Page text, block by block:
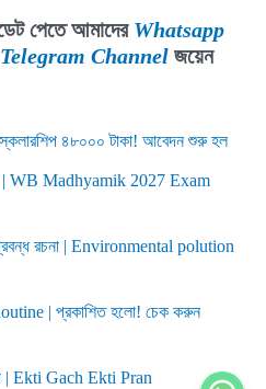
পেতে আমাদের Whatsapp
Telegram Channel জয়েন
৪৮০০০ টাকা! আবেদন শুরু হল
| WB Madhyamik 2027 Exam
প্রবন্ধ রচনা | Environmental polution
| প্রকাশিত হলো! চেক করুন
| Ekti Gach Ekti Pran